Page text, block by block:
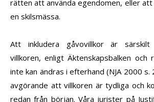
rätten att använda egendomen, eller att
en skilsmässa.
Att inkludera gåvovillkor är
villkoren, enligt Äktenskapsbalken och
inte kan ändras i efterhand (NJA 2000
avgörande att villkoren är tydliga och
redan från början. Våra jurister på